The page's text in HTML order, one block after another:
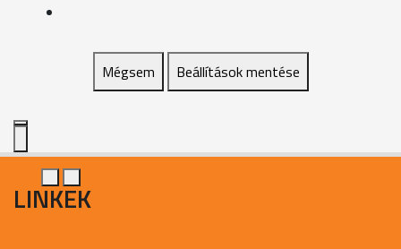
Mégsem Beállítások mentése
LINKEK